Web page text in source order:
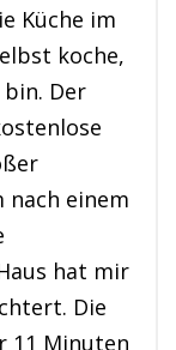
Küche im
koche,
Der
nach einem
hat mir
Die
11 Minuten